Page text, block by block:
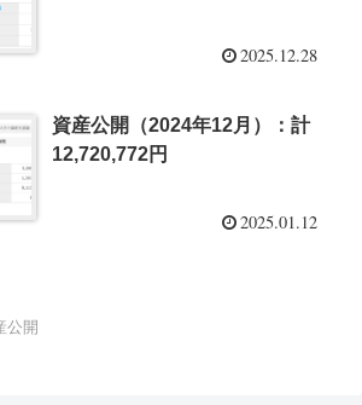
2025.12.28
資産公開（2024年12月）：計
12,720,772円
2025.01.12
公開